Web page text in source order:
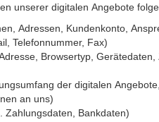
unserer digitalen Angebote
Adressen, Kundenkonto,
Telefonnummer, Fax)
Browsertyp,
der digitalen
an uns)
Zahlungsdaten, Bankdaten)